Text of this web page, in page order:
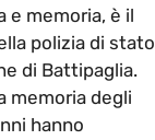
e memoria, è il
polizia di stato
di Battipaglia.
memoria degli
hanno